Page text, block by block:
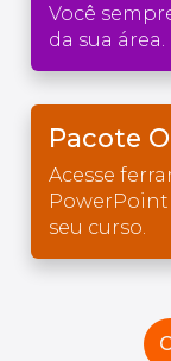
Você
da sua área.
Pacote
Acesse
seu curso.